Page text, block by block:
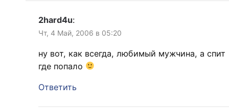
2hard4u:
Чт, 4 Май, 2006 в 05:20
ну вот, как всегда, любимый мужчина, а спит
где попало
Ответить